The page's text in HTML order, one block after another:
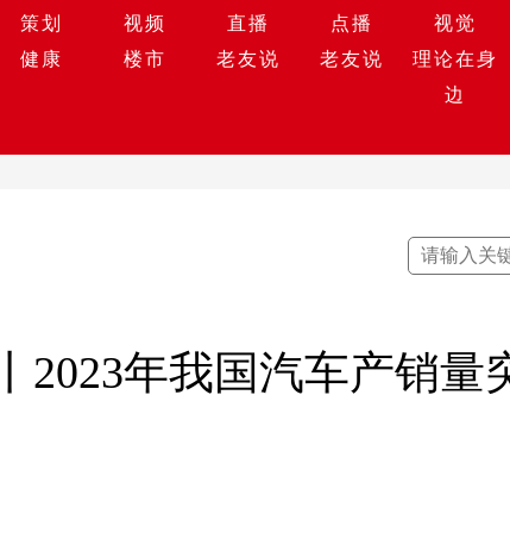
策划 视频 直播 点播 视觉
健康
楼市 老友说 老友说
理论在身
边
2023年我国汽车产销量